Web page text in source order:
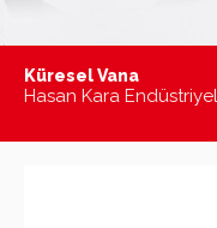
Mutfaktaki
Hasan Kara
Küresel Vana
Hasan Kara